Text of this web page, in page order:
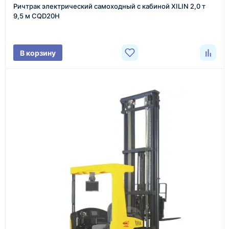
проверка товара перед отправкой клиенту
Документы
счёт, договор, накладные и сопроводительные
Как оформить заказ
Ричтрак электрический самоходный с кабиной XILIN 2,0 т
9,5 м CQD20H
В корзину